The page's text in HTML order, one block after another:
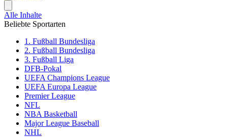
Alle Inhalte
Beliebte Sportarten
1. Fußball Bundesliga
2. Fußball Bundesliga
3. Fußball Liga
DFB-Pokal
UEFA Champions League
UEFA Europa League
Premier League
NFL
NBA Basketball
Major League Baseball
NHL